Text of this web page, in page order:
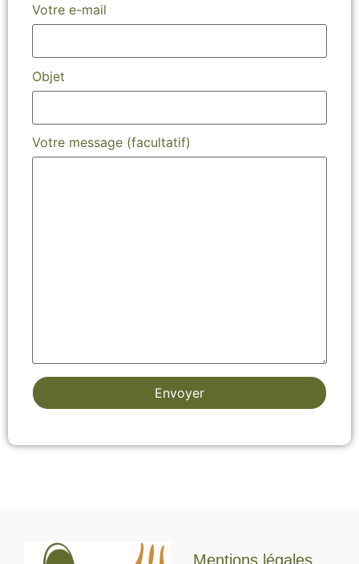
Votre e-mail
Objet
Votre message (facultatif)
Mentions légales